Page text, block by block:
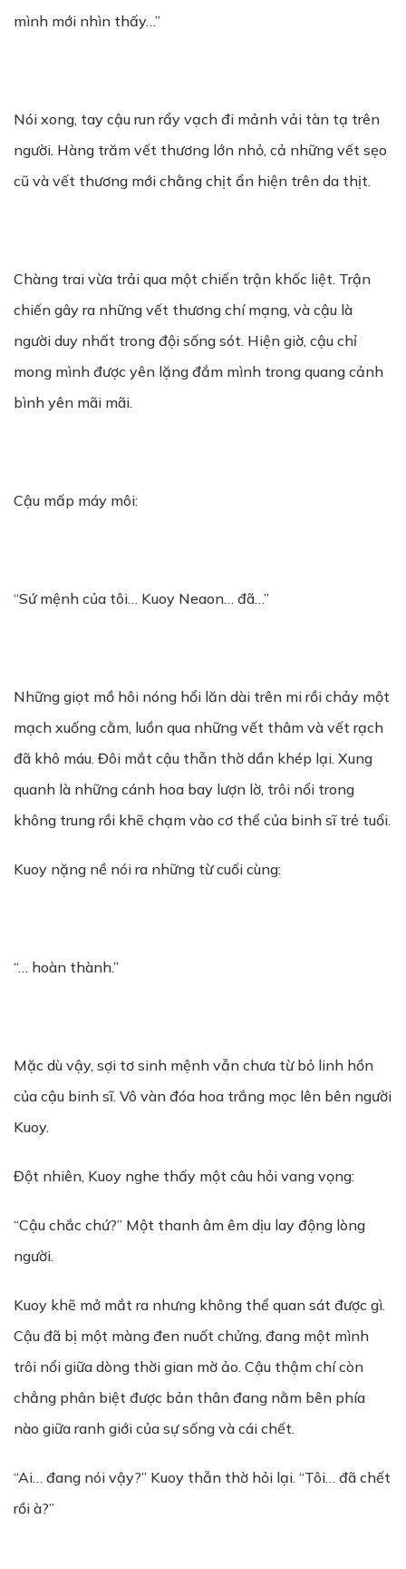
mình mới nhìn thấy…”
Nói xong, tay cậu run rẩy vạch đi mảnh vải tàn tạ trên
người. Hàng trăm vết thương lớn nhỏ, cả những vết sẹo
cũ và vết thương mới chằng chịt ẩn hiện trên da thịt.
Chàng trai vừa trải qua một chiến trận khốc liệt. Trận
chiến gây ra những vết thương chí mạng, và cậu là
người duy nhất trong đội sống sót. Hiện giờ, cậu chỉ
mong mình được yên lặng đắm mình trong quang cảnh
bình yên mãi mãi.
Cậu mấp máy môi:
“Sứ mệnh của tôi… Kuoy Neaon… đã…”
Những giọt mồ hôi nóng hổi lăn dài trên mi rồi chảy một
mạch xuống cằm, luồn qua những vết thâm và vết rạch
đã khô máu. Đôi mắt cậu thẫn thờ dần khép lại. Xung
quanh là những cánh hoa bay lượn lờ, trôi nổi trong
không trung rồi khẽ chạm vào cơ thể của binh sĩ trẻ tuổi.
Kuoy nặng nề nói ra những từ cuối cùng:
“… hoàn thành.”
Mặc dù vậy, sợi tơ sinh mệnh vẫn chưa từ bỏ linh hồn
của cậu binh sĩ. Vô vàn đóa hoa trắng mọc lên bên người
Kuoy.
Đột nhiên, Kuoy nghe thấy một câu hỏi vang vọng:
“Cậu chắc chứ?” Một thanh âm êm dịu lay động lòng
người.
Kuoy khẽ mở mắt ra nhưng không thể quan sát được gì.
Cậu đã bị một màng đen nuốt chửng, đang một mình
trôi nổi giữa dòng thời gian mờ ảo. Cậu thậm chí còn
chẳng phân biệt được bản thân đang nằm bên phía
nào giữa ranh giới của sự sống và cái chết.
“Ai… đang nói vậy?” Kuoy thẫn thờ hỏi lại. “Tôi… đã chết
rồi à?”